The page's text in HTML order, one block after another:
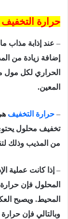
حرارة التخفيف
– عند إذابة مذاب
إضافة زیادة من
الحراري لكل مول
المعین.
– حرارة التخفیف
تخفیف محلول
من المذیب وذلك
– إذا كانت عملیة
المحلول فإن
المحیط. ویصبح
وبالتالي فإن